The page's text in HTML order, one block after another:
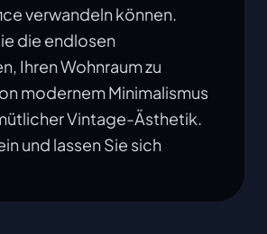
verwandeln können.
die endlosen
Ihren Wohnraum zu
modernem Minimalismus
Vintage-Ästhetik.
und lassen Sie sich